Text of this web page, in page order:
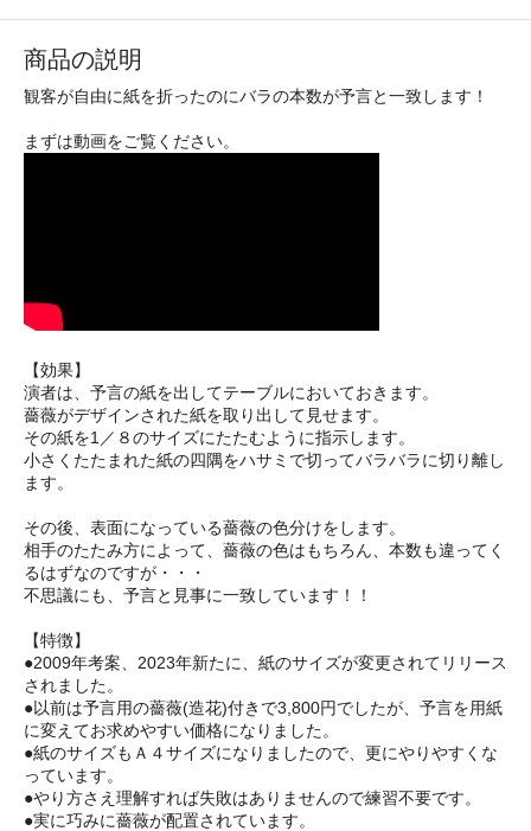
商品の説明
観客が自由に紙を折ったのにバラの本数が予言と一致します！
まずは動画をご覧ください。
【効果】
演者は、予言の紙を出してテーブルにおいておきます。
薔薇がデザインされた紙を取り出して見せます。
その紙を1／８のサイズにたたむように指示します。
小さくたたまれた紙の四隅をハサミで切ってバラバラに切り離し
ます。
その後、表面になっている薔薇の色分けをします。
相手のたたみ方によって、薔薇の色はもちろん、本数も違ってく
るはずなのですが・・・
不思議にも、予言と見事に一致しています！！
【特徴】
●2009年考案、2023年新たに、紙のサイズが変更されてリリース
されました。
●以前は予言用の薔薇(造花)付きで3,800円でしたが、予言を用紙
に変えてお求めやすい価格になりました。
●紙のサイズもＡ４サイズになりましたので、更にやりやすくな
っています。
●やり方さえ理解すれば失敗はありませんので練習不要です。
●実に巧みに薔薇が配置されています。